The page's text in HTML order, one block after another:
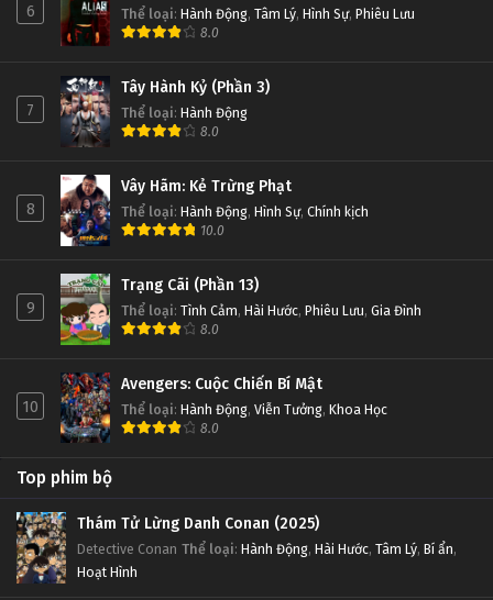
6 Thể loại: Hành Động, Tâm Lý, Hình Sự, Phiêu Lưu
8.0
7
Tây Hành Kỷ (Phần 3)
Thể loại: Hành Động
8.0
8
Vây Hãm: Kẻ Trừng Phạt
Thể loại: Hành Động, Hình Sự, Chính kịch
10.0
9
Trạng Cãi (Phần 13)
Thể loại: Tình Cảm, Hài Hước, Phiêu Lưu, Gia Đình
8.0
10
Avengers: Cuộc Chiến Bí Mật
Thể loại: Hành Động, Viễn Tưởng, Khoa Học
8.0
Top phim bộ
Thám Tử Lừng Danh Conan (2025)
Detective Conan Thể loại: Hành Động, Hài Hước, Tâm Lý, Bí ẩn,
Hoạt Hình